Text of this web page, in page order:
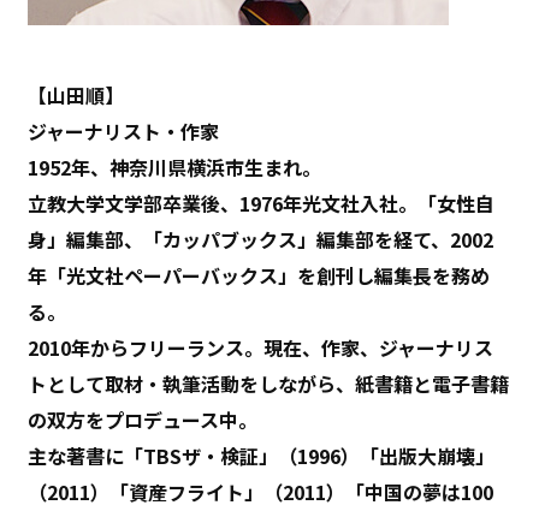
【山田順】
ジャーナリスト・作家
1952年、神奈川県横浜市生まれ。
立教大学文学部卒業後、1976年光文社入社。「女性自
身」編集部、「カッパブックス」編集部を経て、2002
年「光文社ペーパーバックス」を創刊し編集長を務め
る。
2010年からフリーランス。現在、作家、ジャーナリス
トとして取材・執筆活動をしながら、紙書籍と電子書籍
の双方をプロデュース中。
主な著書に「TBSザ・検証」（1996）「出版大崩壊」
（2011）「資産フライト」（2011）「中国の夢は100